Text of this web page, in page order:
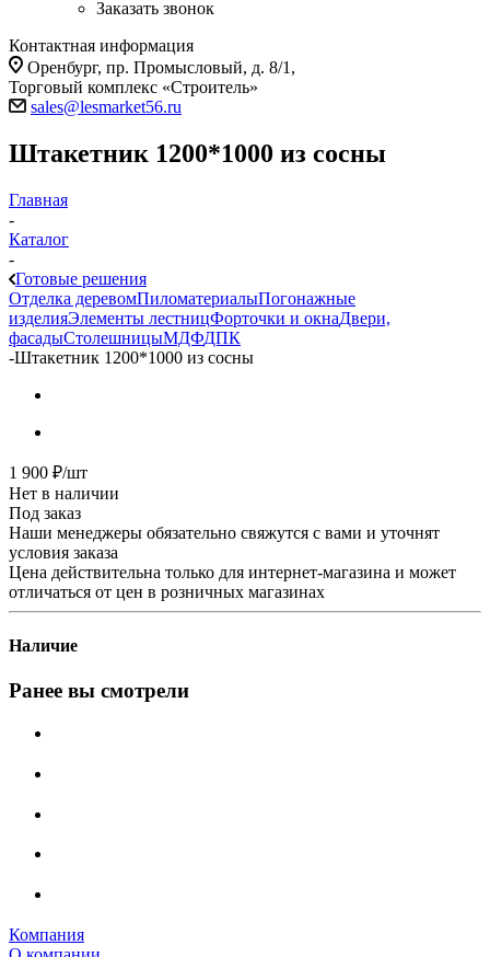
Заказать звонок
Контактная информация
Оренбург, пр. Промысловый, д. 8/1,
Торговый комплекс «Строитель»
sales@lesmarket56.ru
Штакетник 1200*1000 из сосны
Главная
-
Каталог
-
Готовые решения
Отделка деревомПиломатериалыПогонажные
изделияЭлементы лестницФорточки и окнаДвери,
фасадыСтолешницыМДФДПК
-Штакетник 1200*1000 из сосны
1 900 ₽/шт
Нет в наличии
Под заказ
Наши менеджеры обязательно свяжутся с вами и уточнят
условия заказа
Цена действительна только для интернет-магазина и может
отличаться от цен в розничных магазинах
Наличие
Ранее вы смотрели
Компания